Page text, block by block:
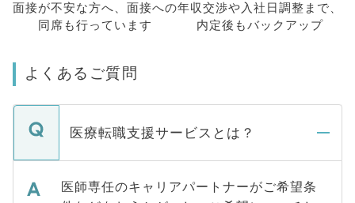
面接が不安な方へ、 面接への
同席も行っています
年収交渉や入社日調整まで、
内定後もバックアップ
よくあるご質問
医療転職支援サービスとは？
医師専任のキャリアパートナーがご希望条